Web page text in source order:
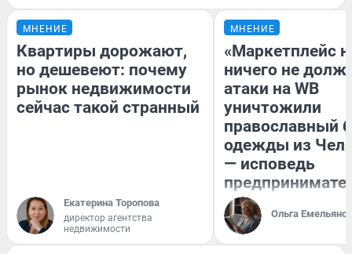
МНЕНИЕ
Квартиры дорожают,
но дешевеют: почему
рынок недвижимости
сейчас такой странный
Екатерина Торопова
директор агентства
недвижимости
МНЕНИЕ
«Маркетплейс
ничего не
атаки на WB
уничтожили
православный
одежды из
— исповедь
Ольга